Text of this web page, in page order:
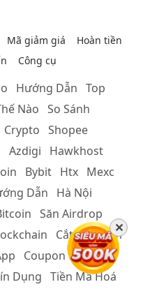
Mã giảm giá
Hoàn tiền
Công cụ
Hướng Dẫn Top
Nào So Sánh
Crypto Shopee
Azdigi
Hawkhost
Bybit Htx Mexc
Dẫn
Hà Nội
Săn Airdrop
Cắt Tóc Nam
Coupon Cắt Tóc
Dụng Tiền Mã Hoá
✕